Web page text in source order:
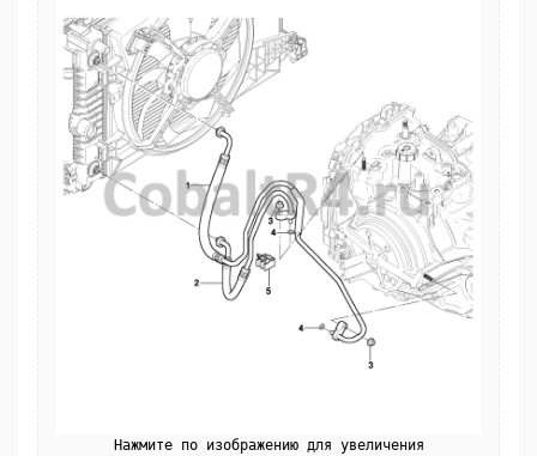
Нажмите по изображению для увеличения